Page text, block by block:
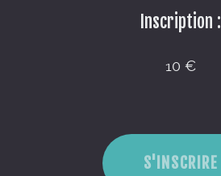
Inscription :
10 €
S'INSCRIRE